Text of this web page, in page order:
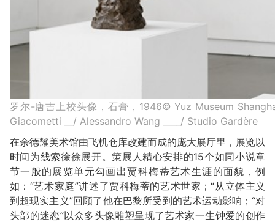
罗尔-唐吉上校头像，石膏，1946© Yuz Museum
Giacometti __/ Alessandro Wang ____/ Studio Gardère
在余德耀美术馆由飞机仓库改建而成的庞大展厅里，展览以
时间为线索徐徐展开。策展人精心安排的15个如同小说章
节一般的展览单元勾画出贾科梅蒂艺术生涯的面貌，例
如：“艺术家庭”讲述了贾科梅蒂的艺术世家；“从立体主义
到超现实主义”回顾了他在巴黎所受到的艺术运动影响；“对
头部的迷恋”以众多头像雕塑呈现了艺术家一生钟爱的创作